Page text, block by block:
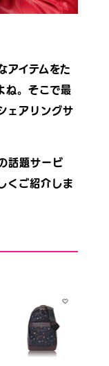
アイテムをた
ね。そこで最
ェアリングサ
話題サービ
くご紹介しま